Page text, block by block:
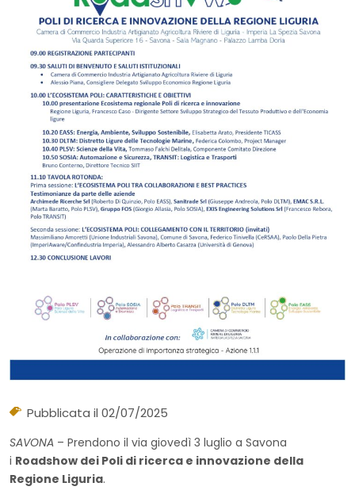
Pubblicata il 02/07/2025
SAVONA – Prendono il via giovedì 3 luglio a Savona
i Roadshow dei Poli di ricerca e innovazione della
Regione Liguria.